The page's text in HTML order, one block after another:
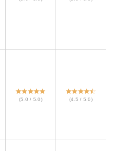
(5.0 / 5.0) (4.5 / 5.0)